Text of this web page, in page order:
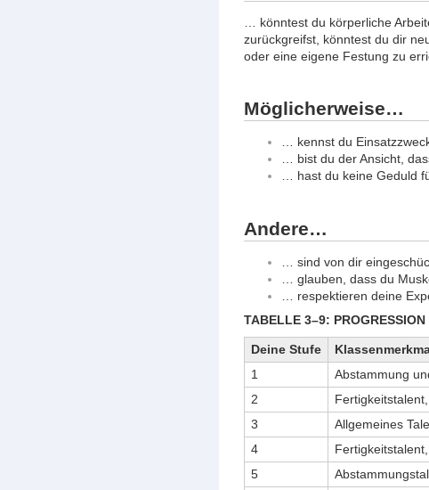
… könntest du körperliche
zurückgreifst, könntest du dir
oder eine eigene Festung zu
Möglicherweise…
… kennst du
… bist du der Ansicht,
… hast du keine Geduld
Andere…
… sind von dir
… glauben, dass du
… respektieren deine
TABELLE 3–9: PROGRESSION
Deine Stufe
1
Abstammung
2
3
Allgemeines
4
5